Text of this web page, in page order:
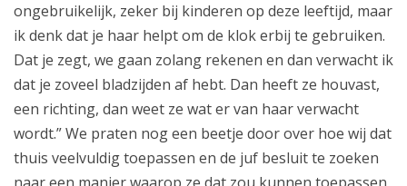
ongebruikelijk, zeker bij kinderen op deze leeftijd, maar
ik denk dat je haar helpt om de klok erbij te gebruiken.
Dat je zegt, we gaan zolang rekenen en dan verwacht ik
dat je zoveel bladzijden af hebt. Dan heeft ze houvast,
een richting, dan weet ze wat er van haar verwacht
wordt.” We praten nog een beetje door over hoe wij dat
thuis veelvuldig toepassen en de juf besluit te zoeken